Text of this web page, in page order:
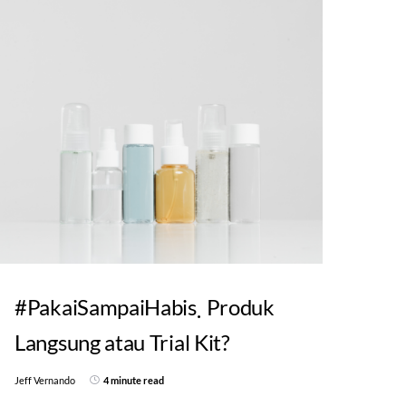
#PakaiSampaiHabis Produk
Langsung atau Trial Kit?
Jeff Vernando 4 minute read